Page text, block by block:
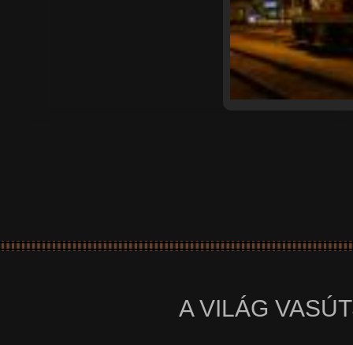
A VILÁG